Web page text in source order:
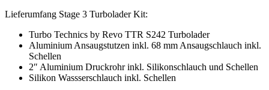
Lieferumfang Stage 3 Turbolader Kit:
Turbo Technics by Revo TTR S242 Turbolader
Aluminium Ansaugstutzen inkl. 68 mm Ansaugschlauch inkl.
Schellen
2″ Aluminium Druckrohr inkl. Silikonschlauch und Schellen
Silikon Wassserschlauch inkl. Schellen